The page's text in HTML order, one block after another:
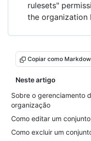
rulesets"
the organization
Copiar como
Neste artigo
Sobre o gerenciamento
organização
Como editar um
Como excluir um